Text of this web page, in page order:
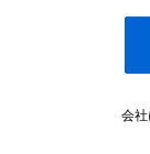
会社